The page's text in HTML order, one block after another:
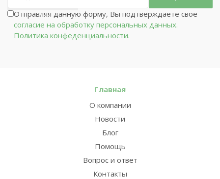
Отправляя данную форму, Вы подтверждаете свое
согласие на обработку персональных данных.
Политика конфеденциальности.
Главная
О компании
Новости
Блог
Помощь
Вопрос и ответ
Контакты